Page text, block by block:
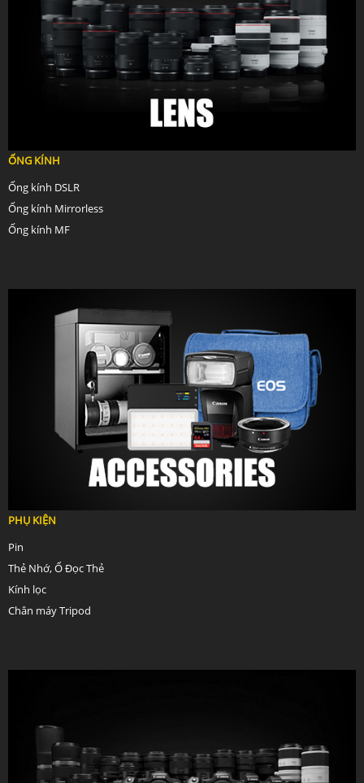
ỐNG KÍNH
Ống kính DSLR
Ống kính Mirrorless
Ống kính MF
PHỤ KIỆN
Pin
Thẻ Nhớ, Ổ Đọc Thẻ
Kính lọc
Chân máy Tripod